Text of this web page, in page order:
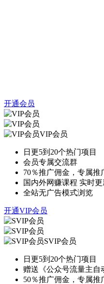
开通会员
VIP会员
日更5到20个热门项目
会员专属交流群
70％推广佣金，专属推
国内外网赚课程 实时
全站无广告模式浏览
开通VIP会员
SVIP会员
日更5到20个热门项目
赠送《公众号流量主自
50％推广佣金，专属推